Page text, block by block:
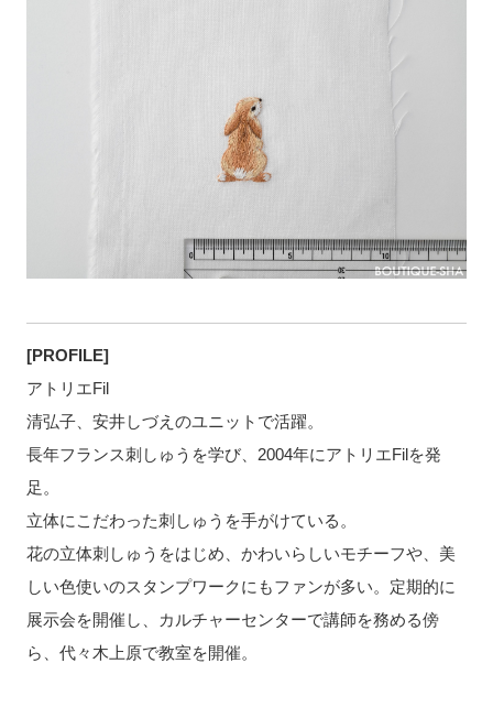
[PROFILE]
アトリエFil
清弘子、安井しづえのユニットで活躍。
長年フランス刺しゅうを学び、2004年にアトリエFilを発
足。
立体にこだわった刺しゅうを手がけている。
花の立体刺しゅうをはじめ、かわいらしいモチーフや、美
しい色使いのスタンプワークにもファンが多い。定期的に
展示会を開催し、カルチャーセンターで講師を務める傍
ら、代々木上原で教室を開催。